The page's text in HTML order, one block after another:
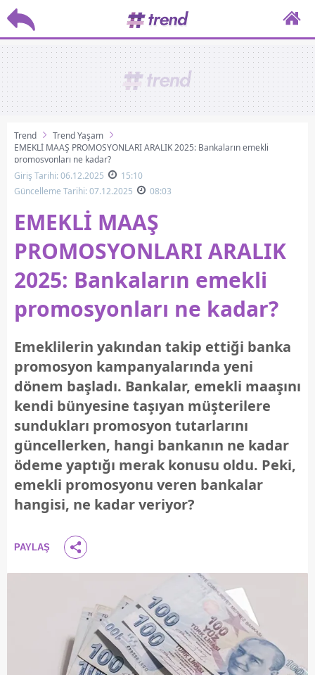
Trend
Trend Yaşam
EMEKLİ MAAŞ PROMOSYONLARI ARALIK 2025: Bankaların emekli
promosyonları ne kadar?
Giriş Tarihi: 06.12.2025
15:10
Güncelleme Tarihi: 07.12.2025
08:03
EMEKLİ MAAŞ
PROMOSYONLARI ARALIK
2025: Bankaların emekli
promosyonları ne kadar?
Emeklilerin yakından takip ettiği banka
promosyon kampanyalarında yeni
dönem başladı. Bankalar, emekli maaşını
kendi bünyesine taşıyan müşterilere
sundukları promosyon tutarlarını
güncellerken, hangi bankanın ne kadar
ödeme yaptığı merak konusu oldu. Peki,
emekli promosyonu veren bankalar
hangisi, ne kadar veriyor?
PAYLAŞ